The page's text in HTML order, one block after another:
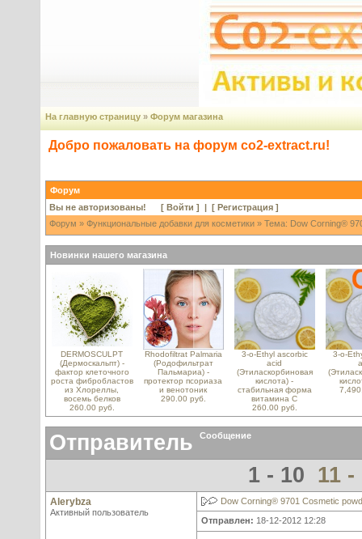
На главную страницу » Форум магазина
Добро пожаловать на форум co2-extract.ru!
Форум
Вы не авторизованы! [ Войти ] | [ Регистрация ]
Форум » Функциональные добавки для косметики » Тема: Dow Corning®
Новинки нашего магазина
DERMOSCULPT
(Дермоскальпт) -
фактор клеточного
роста фибробластов
из Хлореллы,
восемь белков
260.00 руб.
Rhodofiltrat Palmaria
(Родофильтрат
Пальмариа) -
протектор псориаза
и венотоник
290.00 руб.
3-o-Ethyl ascorbic
acid
(Этиласкорбиновая
кислота) -
стабильная форма
витамина С
260.00 руб.
3-o-
Отправитель Сообщение
1 - 10 11 -
Alerybza
Активный пользователь
Dow Corning® 9701 Cosmetic
Отправлен: 18-12-2012 12:28